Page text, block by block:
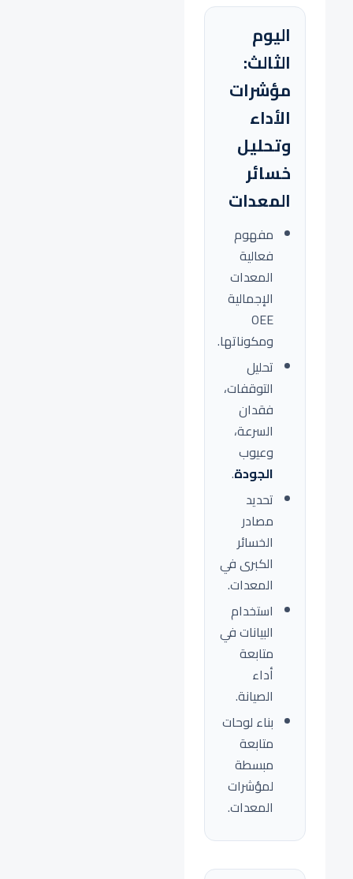
اليوم
الثالث:
مؤشرات
الأداء
وتحليل
خسائر
المعدات
مفهوم
فعالية
المعدات
الإجمالية
OEE
ومكوناتها.
تحليل
التوقفات،
فقدان
السرعة،
وعيوب
الجودة.
تحديد
مصادر
الخسائر
الكبرى في
المعدات.
استخدام
البيانات في
متابعة
أداء
الصيانة.
بناء لوحات
متابعة
مبسطة
لمؤشرات
المعدات.